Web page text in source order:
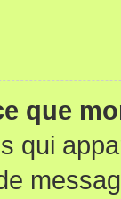
que
qui